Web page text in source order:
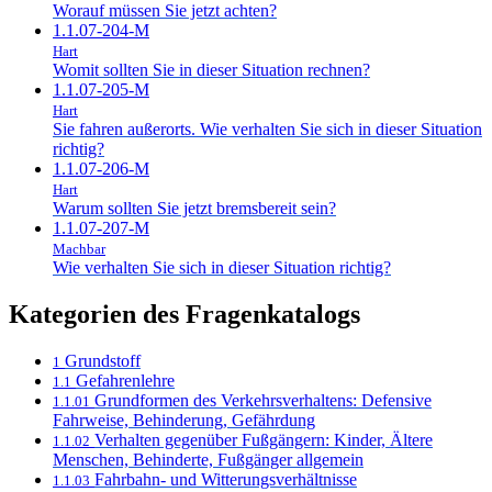
Worauf müssen Sie jetzt achten?
1.1.07-204-M
Hart
Womit sollten Sie in dieser Situation rechnen?
1.1.07-205-M
Hart
Sie fahren außerorts. Wie verhalten Sie sich in dieser Situation
richtig?
1.1.07-206-M
Hart
Warum sollten Sie jetzt bremsbereit sein?
1.1.07-207-M
Machbar
Wie verhalten Sie sich in dieser Situation richtig?
Kategorien des Fragenkatalogs
1 Grundstoff
1.1 Gefahrenlehre
1.1.01 Grundformen des Verkehrsverhaltens: Defensive
Fahrweise, Behinderung, Gefährdung
1.1.02 Verhalten gegenüber Fußgängern: Kinder, Ältere
Menschen, Behinderte, Fußgänger allgemein
1.1.03 Fahrbahn- und Witterungsverhältnisse